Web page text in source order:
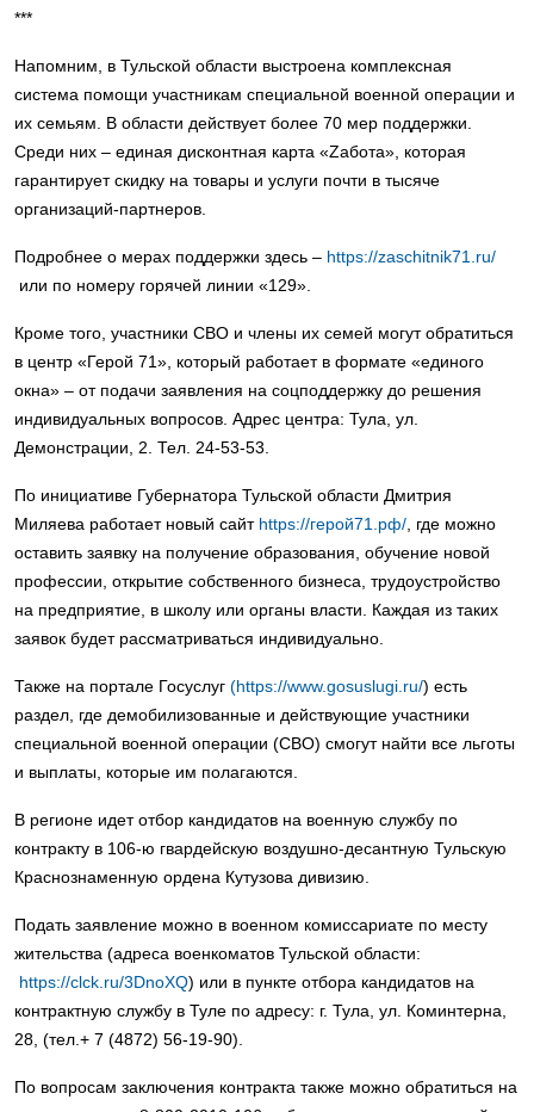
***
Напомним, в Тульской области выстроена комплексная
система помощи участникам специальной военной операции и
их семьям. В области действует более 70 мер поддержки.
Среди них – единая дисконтная карта «Zабота», которая
гарантирует скидку на товары и услуги почти в тысяче
организаций-партнеров.
Подробнее о мерах поддержки здесь – https://zaschitnik71.ru/
или по номеру горячей линии «129».
Кроме того, участники СВО и члены их семей могут обратиться
в центр «Герой 71», который работает в формате «единого
окна» – от подачи заявления на соцподдержку до решения
индивидуальных вопросов. Адрес центра: Тула, ул.
Демонстрации, 2. Тел. 24-53-53.
По инициативе Губернатора Тульской области Дмитрия
Миляева работает новый сайтhttps://герой71.рф/ , где можно
оставить заявку на получение образования, обучение новой
профессии, открытие собственного бизнеса, трудоустройство
на предприятие, в школу или органы власти. Каждая из таких
заявок будет рассматриваться индивидуально.
Также на портале Госуслуг (https://www.gosuslugi.ru/) есть
раздел, где демобилизованные и действующие участники
специальной военной операции (СВО) смогут найти все льготы
и выплаты, которые им полагаются.
В регионе идет отбор кандидатов на военную службу по
контракту в 106-ю гвардейскую воздушно-десантную Тульскую
Краснознаменную ордена Кутузова дивизию.
Подать заявление можно в военном комиссариате по месту
жительства (адреса военкоматов Тульской области:
https://clck.ru/3DnoXQ) или в пункте отбора кандидатов на
контрактную службу в Туле по адресу: г. Тула, ул. Коминтерна,
28, (тел.+ 7 (4872) 56-19-90).
По вопросам заключения контракта также можно обратиться на